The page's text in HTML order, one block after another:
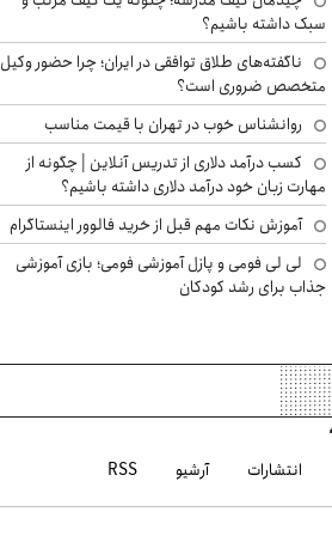
سبک داشته باشیم؟
ناگفته‌های طلاق توافقی در ایران؛ چرا حضور وکیل
متخصص ضروری است؟
روانشناس خوب در تهران با قیمت مناسب
کسب درآمد دلاری از تدریس آنلاین | چگونه از
مهارت زبان خود درآمد دلاری داشته باشیم؟
آموزش نکات مهم قبل از خرید فالوور اینستاگرام
لی لی فومی و پازل آموزشی فومی؛ بازی آموزشی
جذاب برای رشد کودکان
انتشارات آرشیو RSS